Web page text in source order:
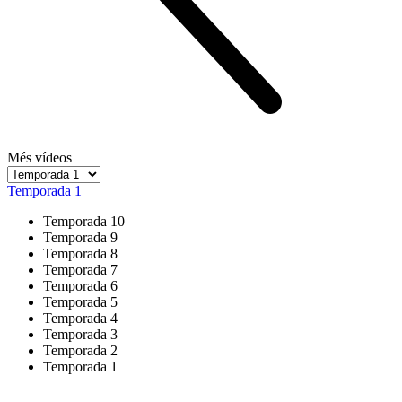
Més vídeos
Temporada 1
Temporada 10
Temporada 9
Temporada 8
Temporada 7
Temporada 6
Temporada 5
Temporada 4
Temporada 3
Temporada 2
Temporada 1